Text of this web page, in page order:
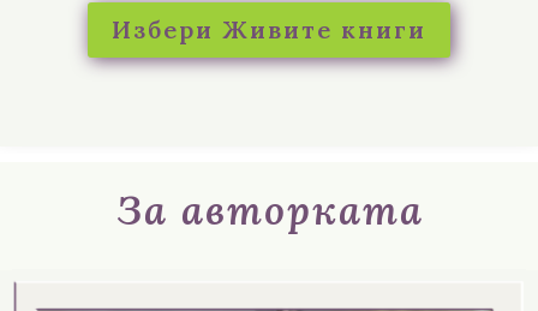
Избери Живите книги
За авторката